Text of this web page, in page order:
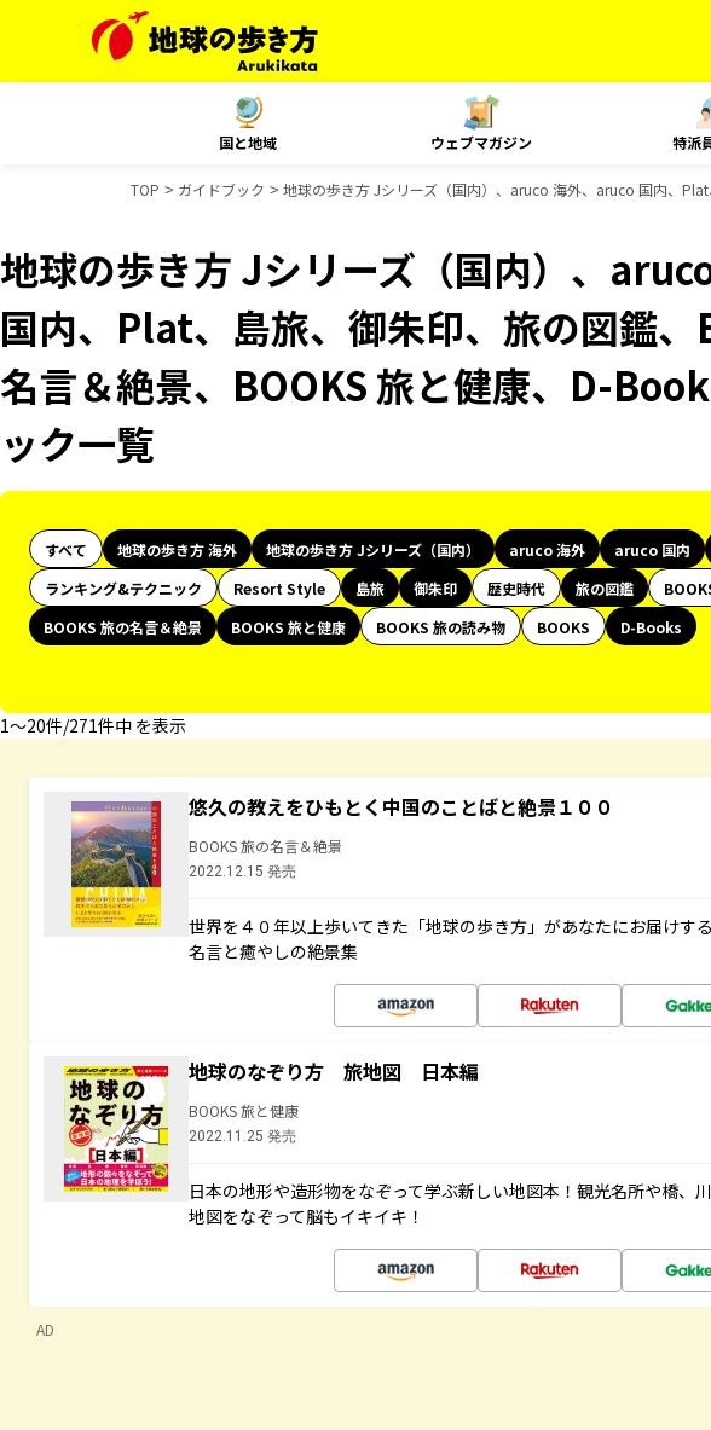
国と地域 ウェブマガジン 特派
TOP ガイドブック 地球の歩き方 Jシリーズ（国内）、aruco 海外、aruco 国内、
地球の歩き方 Jシリーズ（国内）、
国内、Plat、島旅、御朱印、旅の図鑑、
名言＆絶景、BOOKS 旅と健康、D-
ック一覧
すべて 地球の歩き方 海外 地球の歩き方 Jシリーズ（国内） aruco 海外 aruco 国内
ランキング&テクニック
Resort Style 島旅 御朱印 歴史時代 旅の図鑑
BOOKS 旅の名言＆絶景
BOOKS 旅と健康 BOOKS 旅の読み物 BOOKS
D-Books
1〜20件/271件中 を表示
悠久の教えをひもとく中国のことばと絶景１００
BOOKS 旅の名言＆絶景
2022.12.15 発売
世界を４０年以上歩いてきた「地球の歩き方」があなたにお届けす
名言と癒やしの絶景集
地球のなぞり方 旅地図 日本編
BOOKS 旅と健康
2022.11.25 発売
日本の地形や造形物をなぞって学ぶ新しい地図本！観光名所や橋、
地図をなぞって脳もイキイキ！
AD